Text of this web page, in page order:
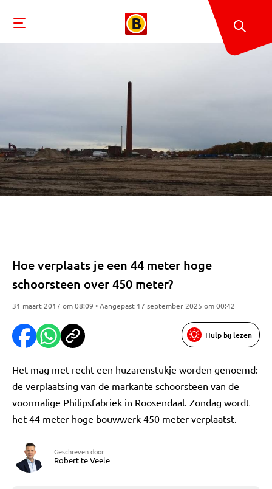
Hoe verplaats je een 44 meter hoge
schoorsteen over 450 meter?
31 maart 2017 om 08:09 • Aangepast 17 september 2025 om 00:42
Hulp bij lezen
Het mag met recht een huzarenstukje worden genoemd:
de verplaatsing van de markante schoorsteen van de
voormalige Philipsfabriek in Roosendaal. Zondag wordt
het 44 meter hoge bouwwerk 450 meter verplaatst.
Geschreven door
Robert te Veele